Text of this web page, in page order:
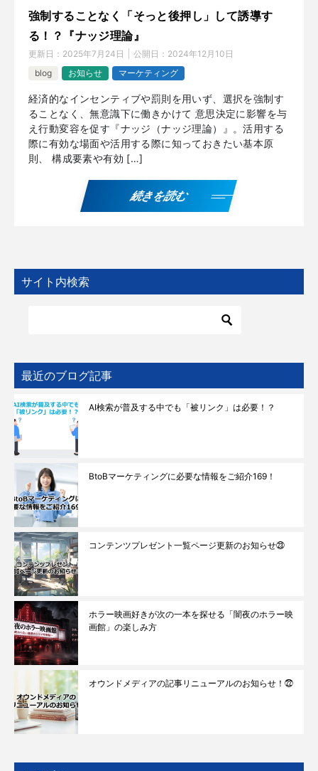
強制することなく「そっと後押し」して誘導す
る！？『ナッジ理論』
更新日： 2025年7月24日 公開日： 2024年12月10日
blog
お知らせ マーケティング
経済的なインセンティブや罰則を用いず、選択を強制す
ることなく、無意識下に働きかけて 意思決定に影響を与
え行動変容を促す『ナッジ（ナッジ理論）』。活用する
際に有効な場面や活用する際に知っておきたい基本原
則、 構成要素や有効 […]
続きを読む
サイト内検索
最近のブログ記事
AI検索が普及する中でも「被リンク」は必要！？
BtoBマーケティングに必要な情報をご紹介169！
コンテンツプレゼント一覧ページ更新のお知らせ㉓
ホラー映画好きが次の一本を探せる「闇夜のホラー映
画館」の楽しみ方
オウンドメディアの記事リニューアルのお知らせ！㉒